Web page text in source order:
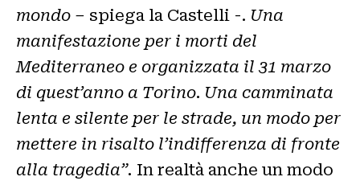
mondo – spiega la Castelli -. Una
manifestazione per i morti del
Mediterraneo e organizzata il 31 marzo
di quest’anno a Torino. Una camminata
lenta e silente per le strade, un modo per
mettere in risalto l’indifferenza di fronte
alla tragedia”. In realtà anche un modo